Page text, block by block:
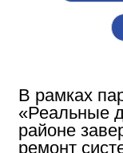
В рамках
«Реальные
районе
ремонт